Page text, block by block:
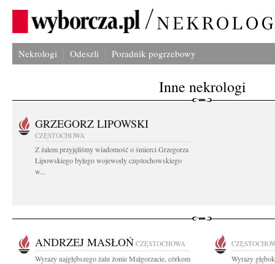
Nekrologi Odeszli Poradnik pogrzebowy
Inne nekrologi
GRZEGORZ LIPOWSKI
CZĘSTOCHOWA
Z żalem przyjęliśmy wiadomość o śmierci Grzegorza
Lipowskiego byłego wojewody częstochowskiego
w...
ANDRZEJ MASŁOŃ CZĘSTOCHOWA
Wyrazy najgłębszego żalu żonie Małgorzacie, córkom
Wyrazy